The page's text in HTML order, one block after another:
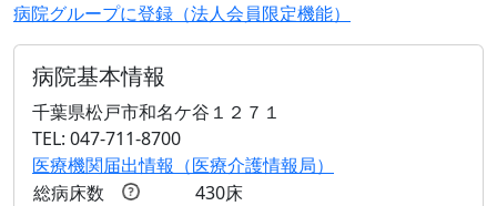
病院グループに登録（法人会員限定機能）
病院基本情報
千葉県松戸市和名ケ谷１２７１
TEL: 047-711-8700
医療機関届出情報（医療介護情報局）
総病床数
430床